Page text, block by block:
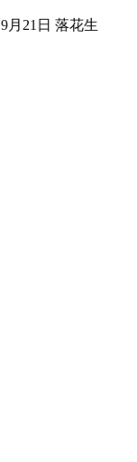
月21日 落花生